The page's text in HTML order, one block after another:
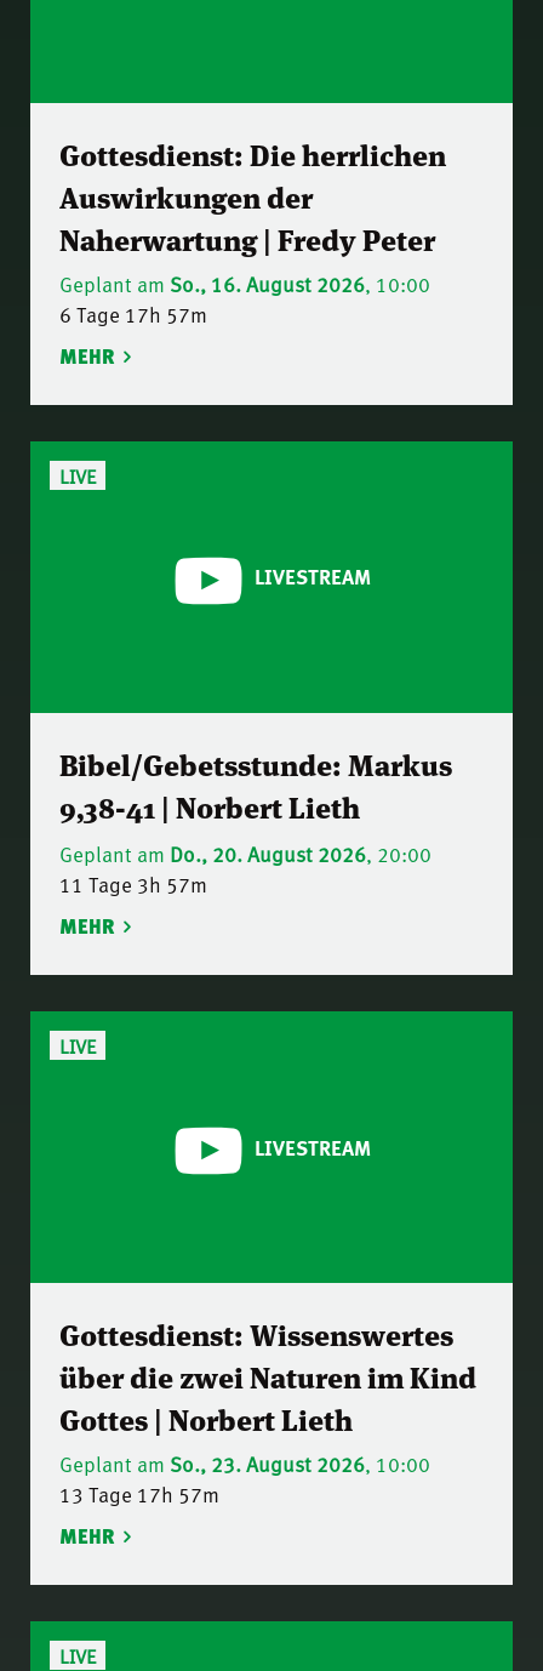
Gottesdienst: Die herrlichen
Auswirkungen der
Naherwartung | Fredy Peter
Geplant am So., 16. August 2026, 10:00
6 Tage 17h 57m
MEHR
LIVE
LIVESTREAM
Bibel/Gebetsstunde: Markus
9,38-41 | Norbert Lieth
Geplant am Do., 20. August 2026, 20:00
11 Tage 3h 57m
MEHR
LIVE
LIVESTREAM
Gottesdienst: Wissenswertes
über die zwei Naturen im Kind
Gottes | Norbert Lieth
Geplant am So., 23. August 2026, 10:00
13 Tage 17h 57m
MEHR
LIVE